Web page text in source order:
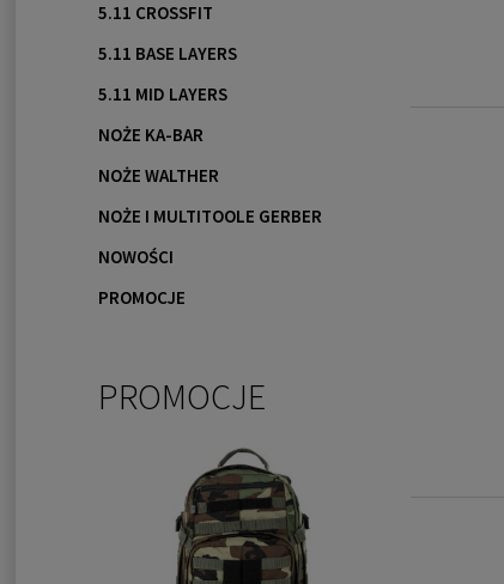
5.11 CROSSFIT
5.11 BASE LAYERS
5.11 MID LAYERS
NOŻE KA-BAR
NOŻE WALTHER
NOŻE I MULTITOOLE GERBER
NOWOŚCI
PROMOCJE
PROMOCJE